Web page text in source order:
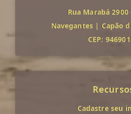
Rua Marabá 2900
Navegantes | Capão
CEP:
Cadastre seu